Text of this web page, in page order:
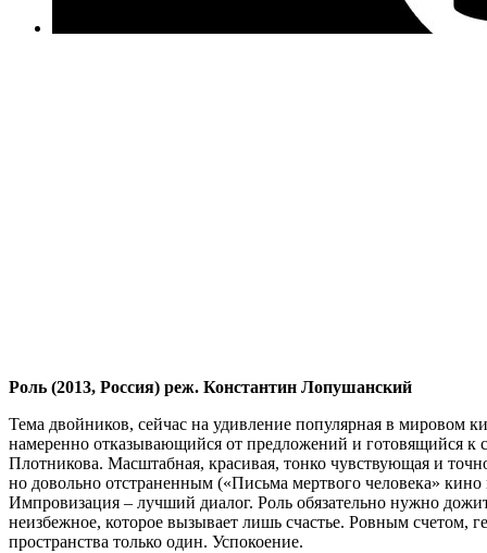
Роль (2013, Россия) реж. Константин Лопушанский
Тема двойников, сейчас на удивление популярная в мировом
намеренно отказывающийся от предложений и готовящийся к
Плотникова. Масштабная, красивая, тонко чувствующая и
но довольно отстраненным («Письма мертвого человека»
Импровизация – лучший диалог. Роль обязательно нужно
неизбежное, которое вызывает лишь счастье. Ровным счетом,
пространства только один. Успокоение.